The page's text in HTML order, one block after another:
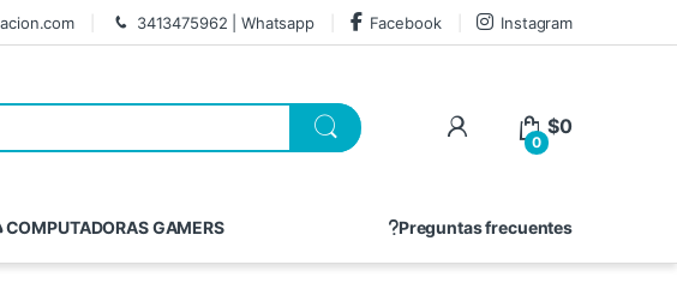
3413475962 | Whatsapp Facebook Instagram
0
$0
Preguntas frecuentes
COMPUTADORAS GAMERS